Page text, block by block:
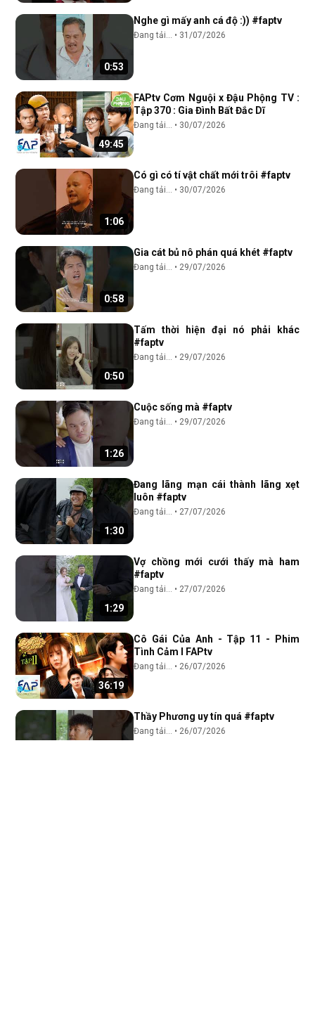
0:53
Nghe gì mấy anh cá độ :)) #faptv
Đang tải... • 31/07/2026
49:45
FAPtv Cơm Nguội x Đậu Phộng TV :
Tập 370 : Gia Đình Bất Đắc Dĩ
Đang tải... • 30/07/2026
1:06
Có gì có tí vật chất mới trôi #faptv
Đang tải... • 30/07/2026
0:58
Gia cát bủ nô phán quá khét #faptv
Đang tải... • 29/07/2026
0:50
Tấm thời hiện đại nó phải khác
#faptv
Đang tải... • 29/07/2026
1:26
Cuộc sống mà #faptv
Đang tải... • 29/07/2026
1:30
Đang lãng mạn cái thành lãng xẹt
luôn #faptv
Đang tải... • 27/07/2026
1:29
Vợ chồng mới cưới thấy mà ham
#faptv
Đang tải... • 27/07/2026
36:19
Cô Gái Của Anh - Tập 11 - Phim
Tình Cảm I FAPtv
Đang tải... • 26/07/2026
Thầy Phương uy tín quá #faptv
Đang tải... • 26/07/2026